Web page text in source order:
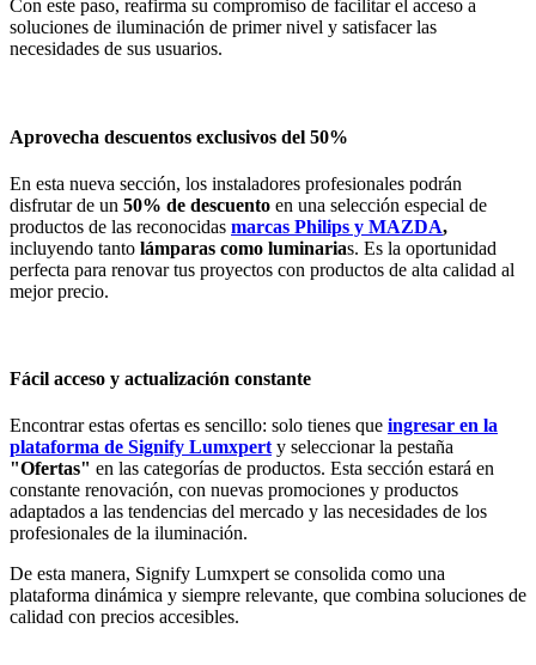
Con este paso, reafirma su compromiso de facilitar el acceso a
soluciones de iluminación de primer nivel y satisfacer las
necesidades de sus usuarios.
Aprovecha descuentos exclusivos del 50%
En esta nueva sección, los instaladores profesionales podrán
disfrutar de un 50% de descuento en una selección especial de
productos de las reconocidas marcas Philips y MAZDA,
incluyendo tanto lámparas como luminarias. Es la oportunidad
perfecta para renovar tus proyectos con productos de alta calidad al
mejor precio.
Fácil acceso y actualización constante
Encontrar estas ofertas es sencillo: solo tienes que ingresar en la
plataforma de Signify Lumxpert y seleccionar la pestaña
"Ofertas" en las categorías de productos. Esta sección estará en
constante renovación, con nuevas promociones y productos
adaptados a las tendencias del mercado y las necesidades de los
profesionales de la iluminación.
De esta manera, Signify Lumxpert se consolida como una
plataforma dinámica y siempre relevante, que combina soluciones de
calidad con precios accesibles.